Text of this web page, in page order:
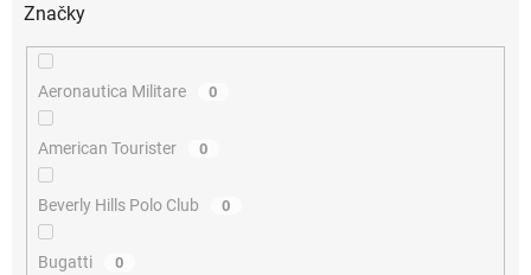
Značky
Aeronautica Militare 0
American Tourister 0
Beverly Hills Polo Club 0
Bugatti 0